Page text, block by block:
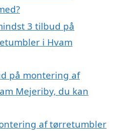
3 tilbud på
i Hvam
på montering af
Mejeriby, du kan
af tørretumbler